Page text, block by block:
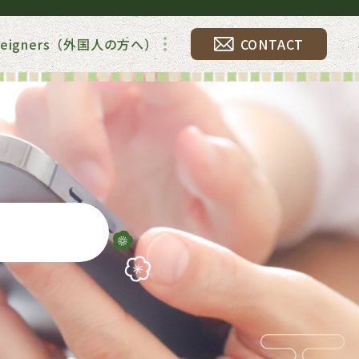
（外国人の方へ） CONTACT